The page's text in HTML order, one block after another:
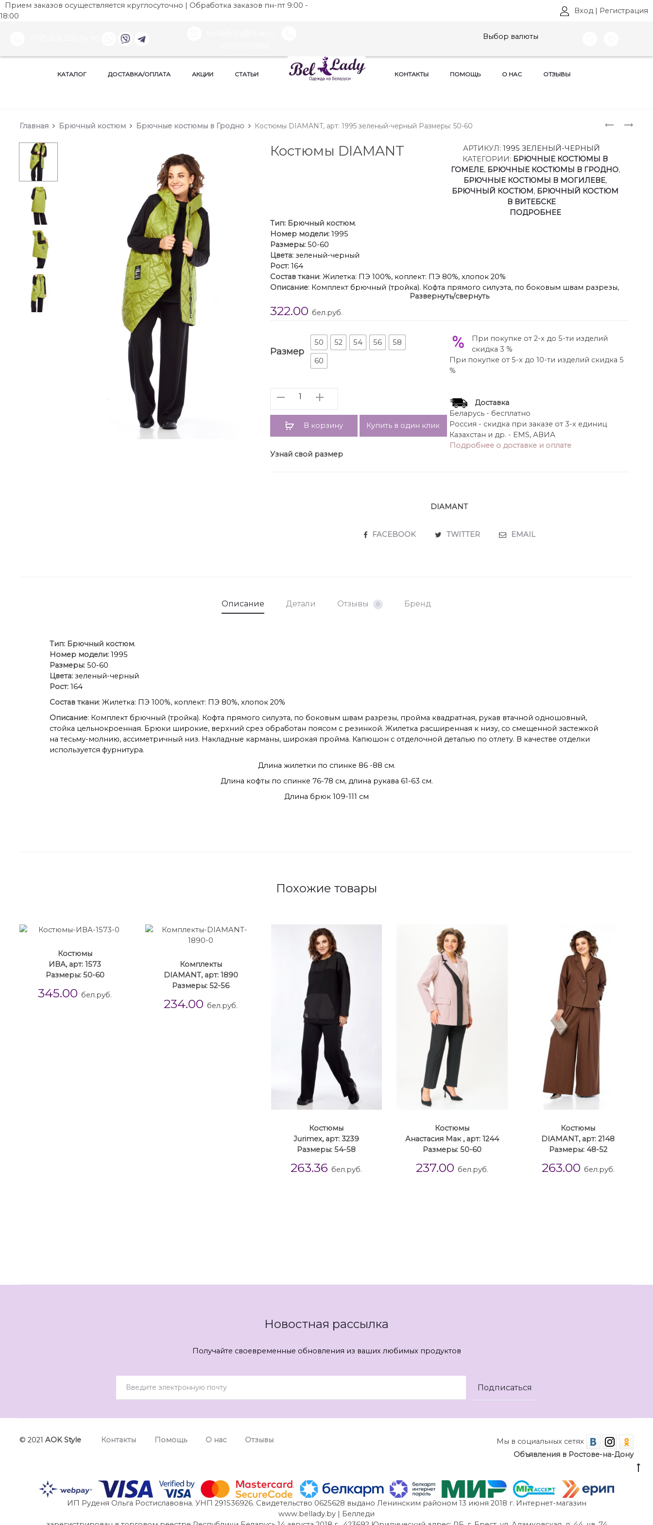
Прием заказов осуществляется круглосуточно | Обработка заказов пн-пт 9:00 -
18:00
Вход | Регистрация
Выбор валюты
КАТАЛОГ ДОСТАВКА/ОПЛАТА АКЦИИ СТАТЬИ КОНТАКТЫ ПОМОЩЬ О НАС ОТЗЫВЫ
ЧЕРНО-
БОРДО
48-
Главная Брючный костюм Брючные костюмы в Гродно Костюмы DIAMANT, арт: 1995 зеленый-черный Размеры: 50-60
Костюмы DIAMANT АРТИКУЛ:1995 ЗЕЛЕНЫЙ-ЧЕРНЫЙ
КАТЕГОРИИ: БРЮЧНЫЕ КОСТЮМЫ В
ГОМЕЛЕ, БРЮЧНЫЕ КОСТЮМЫ В ГРОДНО,
БРЮЧНЫЕ КОСТЮМЫ В МОГИЛЕВЕ,
БРЮЧНЫЙ КОСТЮМ, БРЮЧНЫЙ КОСТЮМ
В ВИТЕБСКЕ
ПОДРОБНЕЕ
Тип: Брючный костюм.
Номер модели:1995
Размеры:50-60
Цвета: зеленый-черный
Рост: 164
Состав ткани: Жилетка: ПЭ 100%, коплект: ПЭ 80%, хлопок 20%
Описание: Комплект брючный (тройка). Кофта прямого силуэта, по боковым швам разрезы,
пройма квадратная, рукав втачной одношовный, стойка цельнокроенная. Брюки широкие,
верхний срез обработан поясом с резинкой. Жилетка расширенная к низу, со смещенной
застежкой на тесьму-молнию, ассиметричный низ. Накладные карманы, широкая пройма.
Длина жилетки по спинке 86 -88 см.
Длина кофты по спинке 76-78 см, длина рукава 61-63 см.
Длина брюк 109-111 см
Развернуть/свернуть
322.00 бел.руб.
Размер
50 52 54 56 58
60
Количество
В корзину Купить в один клик
Узнай свой размер
При покупке от 2-х до 5-ти изделий
скидка 3 %
При покупке от 5-х до 10-ти изделий скидка 5
%
Доставка
Беларусь - бесплатно
Россия - скидка при заказе от 3-х единиц
Казахстан и др. - EMS, АВИА
Подробнее о доставке и оплате
DIAMANT
SHARE
FACEBOOK TWITTER EMAIL
Описание Детали Отзывы 0 Бренд
Тип: Брючный костюм.
Номер модели: 1995
Размеры: 50-60
Цвета: зеленый-черный
Рост: 164
Состав ткани: Жилетка: ПЭ 100%, коплект: ПЭ 80%, хлопок 20%
Описание: Комплект брючный (тройка). Кофта прямого силуэта, по боковым швам разрезы, пройма квадратная, рукав втачной одношовный,
стойка цельнокроенная. Брюки широкие, верхний срез обработан поясом с резинкой. Жилетка расширенная к низу, со смещенной застежкой
на тесьму-молнию, ассиметричный низ. Накладные карманы, широкая пройма. Капюшон с отделочной деталью по отлету. В качестве отделки
используется фурнитура.
Длина жилетки по спинке 86 -88 см.
Длина кофты по спинке 76-78 см, длина рукава 61-63 см.
Длина брюк 109-111 см
Похожие товары
Костюмы
ИВА, арт: 1573
Размеры: 50-60
345.00 бел.руб.
Комплекты
DIAMANT, арт: 1890
Размеры: 52-56
234.00 бел.руб.
Костюмы
Jurimex, арт: 3239
Размеры: 54-58
263.36 бел.руб.
Костюмы
Анастасия Мак , арт: 1244
Размеры: 50-60
237.00 бел.руб.
Костюмы
DIAMANT, арт: 2148
Размеры: 48-52
263.00 бел.руб.
Новостная рассылка
Получайте своевременные обновления из ваших любимых продуктов
© 2021 AOK Style Контакты Помощь О нас Отзывы
Мы в социальных сетях
Объявления в Ростове-на-Дону
ИП Руденя Ольга Ростиславовна. УНП 291536926. Свидетельство 0625628 выдано Ленинским районом 13 июня 2018 г. Интернет-магазин
www.bellady.by | Белледи